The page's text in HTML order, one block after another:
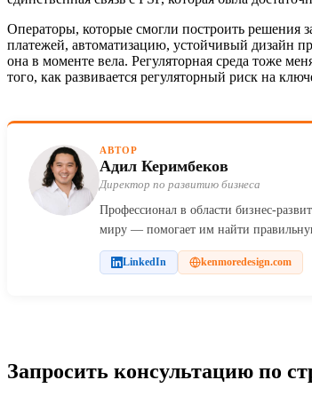
Операторы, которые смогли построить решения
платежей, автоматизацию, устойчивый дизайн
она в моменте вела. Регуляторная среда тоже
того, как развивается регуляторный риск на
АВТОР
Адил Керимбеков
Директор по развитию бизнеса
Профессионал в области бизнес-
миру — помогает им найти
LinkedIn kenmoredesign.com
Запросить консультацию по